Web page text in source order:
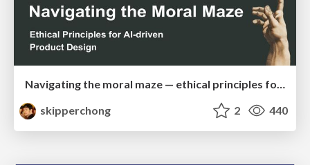
Navigating the moral maze — ethical principles for Al-driven product design
skipperchong
2 440